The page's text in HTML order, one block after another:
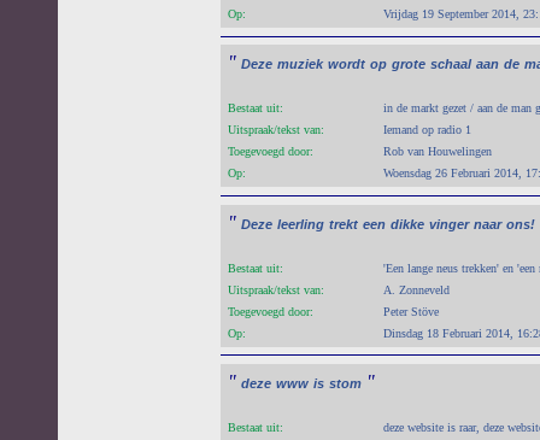
Op:
Vrijdag 19 September 2014,
" Deze muziek wordt op grote schaal aan de
Bestaat uit:
in de markt gezet / aan de man
Uitspraak/tekst van:
Iemand op radio 1
Toegevoegd door:
Rob van Houwelingen
Op:
Woensdag 26 Februari 2014,
" Deze leerling trekt een dikke vinger naar ons!
Bestaat uit:
'Een lange neus trekken' en
Uitspraak/tekst van:
A. Zonneveld
Toegevoegd door:
Peter Stöve
Op:
Dinsdag 18 Februari 2014,
" deze www is stom "
Bestaat uit:
deze website is raar, deze